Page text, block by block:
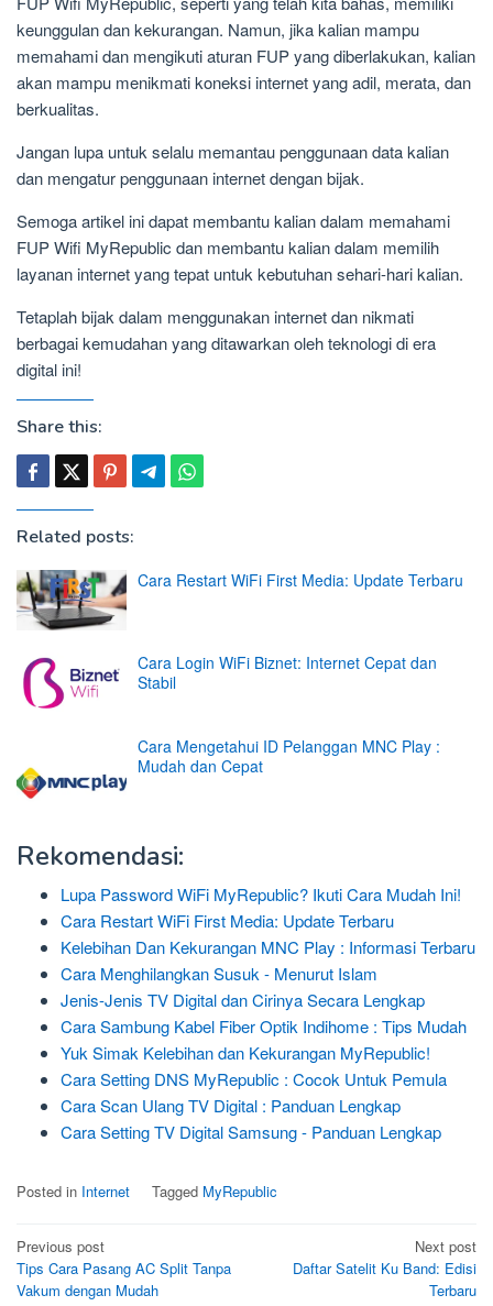
keunggulan dan kekurangan. Namun, jika kalian mampu
memahami dan mengikuti aturan FUP yang diberlakukan, kalian
akan mampu menikmati koneksi internet yang adil, merata, dan
berkualitas.
Jangan lupa untuk selalu memantau penggunaan data kalian
dan mengatur penggunaan internet dengan bijak.
Semoga artikel ini dapat membantu kalian dalam memahami
FUP Wifi MyRepublic dan membantu kalian dalam memilih
layanan internet yang tepat untuk kebutuhan sehari-hari kalian.
Tetaplah bijak dalam menggunakan internet dan nikmati
berbagai kemudahan yang ditawarkan oleh teknologi di era
digital ini!
Share this:
Related posts:
Cara Restart WiFi First Media: Update Terbaru
Cara Login WiFi Biznet: Internet Cepat dan
Stabil
Cara Mengetahui ID Pelanggan MNC Play :
Mudah dan Cepat
Rekomendasi:
Lupa Password WiFi MyRepublic? Ikuti Cara Mudah Ini!
Cara Restart WiFi First Media: Update Terbaru
Kelebihan Dan Kekurangan MNC Play : Informasi Terbaru
Cara Menghilangkan Susuk - Menurut Islam
Jenis-Jenis TV Digital dan Cirinya Secara Lengkap
Cara Sambung Kabel Fiber Optik Indihome : Tips Mudah
Yuk Simak Kelebihan dan Kekurangan MyRepublic!
Cara Setting DNS MyRepublic : Cocok Untuk Pemula
Cara Scan Ulang TV Digital : Panduan Lengkap
Cara Setting TV Digital Samsung - Panduan Lengkap
Posted in Internet Tagged MyRepublic
Post
navigation
Previous post
Tips Cara Pasang AC Split Tanpa
Vakum dengan Mudah
Next post
Daftar Satelit Ku Band: Edisi
Terbaru